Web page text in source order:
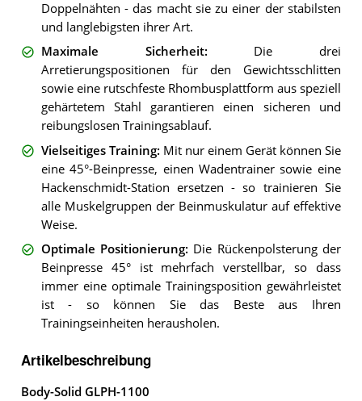
Doppelnähten - das macht sie zu einer der stabilsten
und langlebigsten ihrer Art.
Maximale Sicherheit: Die drei
Arretierungspositionen für den Gewichtsschlitten
sowie eine rutschfeste Rhombusplattform aus speziell
gehärtetem Stahl garantieren einen sicheren und
reibungslosen Trainingsablauf.
Vielseitiges Training: Mit nur einem Gerät können Sie
eine 45°-Beinpresse, einen Wadentrainer sowie eine
Hackenschmidt-Station ersetzen - so trainieren Sie
alle Muskelgruppen der Beinmuskulatur auf effektive
Weise.
Optimale Positionierung: Die Rückenpolsterung der
Beinpresse 45° ist mehrfach verstellbar, so dass
immer eine optimale Trainingsposition gewährleistet
ist - so können Sie das Beste aus Ihren
Trainingseinheiten herausholen.
Artikelbeschreibung
Body-Solid GLPH-1100